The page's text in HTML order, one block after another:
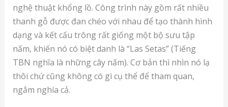
nghệ thuật khổng lồ. Công trình này gồm rất nhiều
thanh gỗ được đan chéo với nhau để tạo thành hình
dạng và kết cấu trông rất giống một bộ sưu tập
nấm, khiến nó có biệt danh là “Las Setas” (Tiếng
TBN nghĩa là những cây nấm). Cơ bản thì nhìn nó lạ
thôi chứ cũng không có gì cụ thể để tham quan,
ngắm nghía cả.